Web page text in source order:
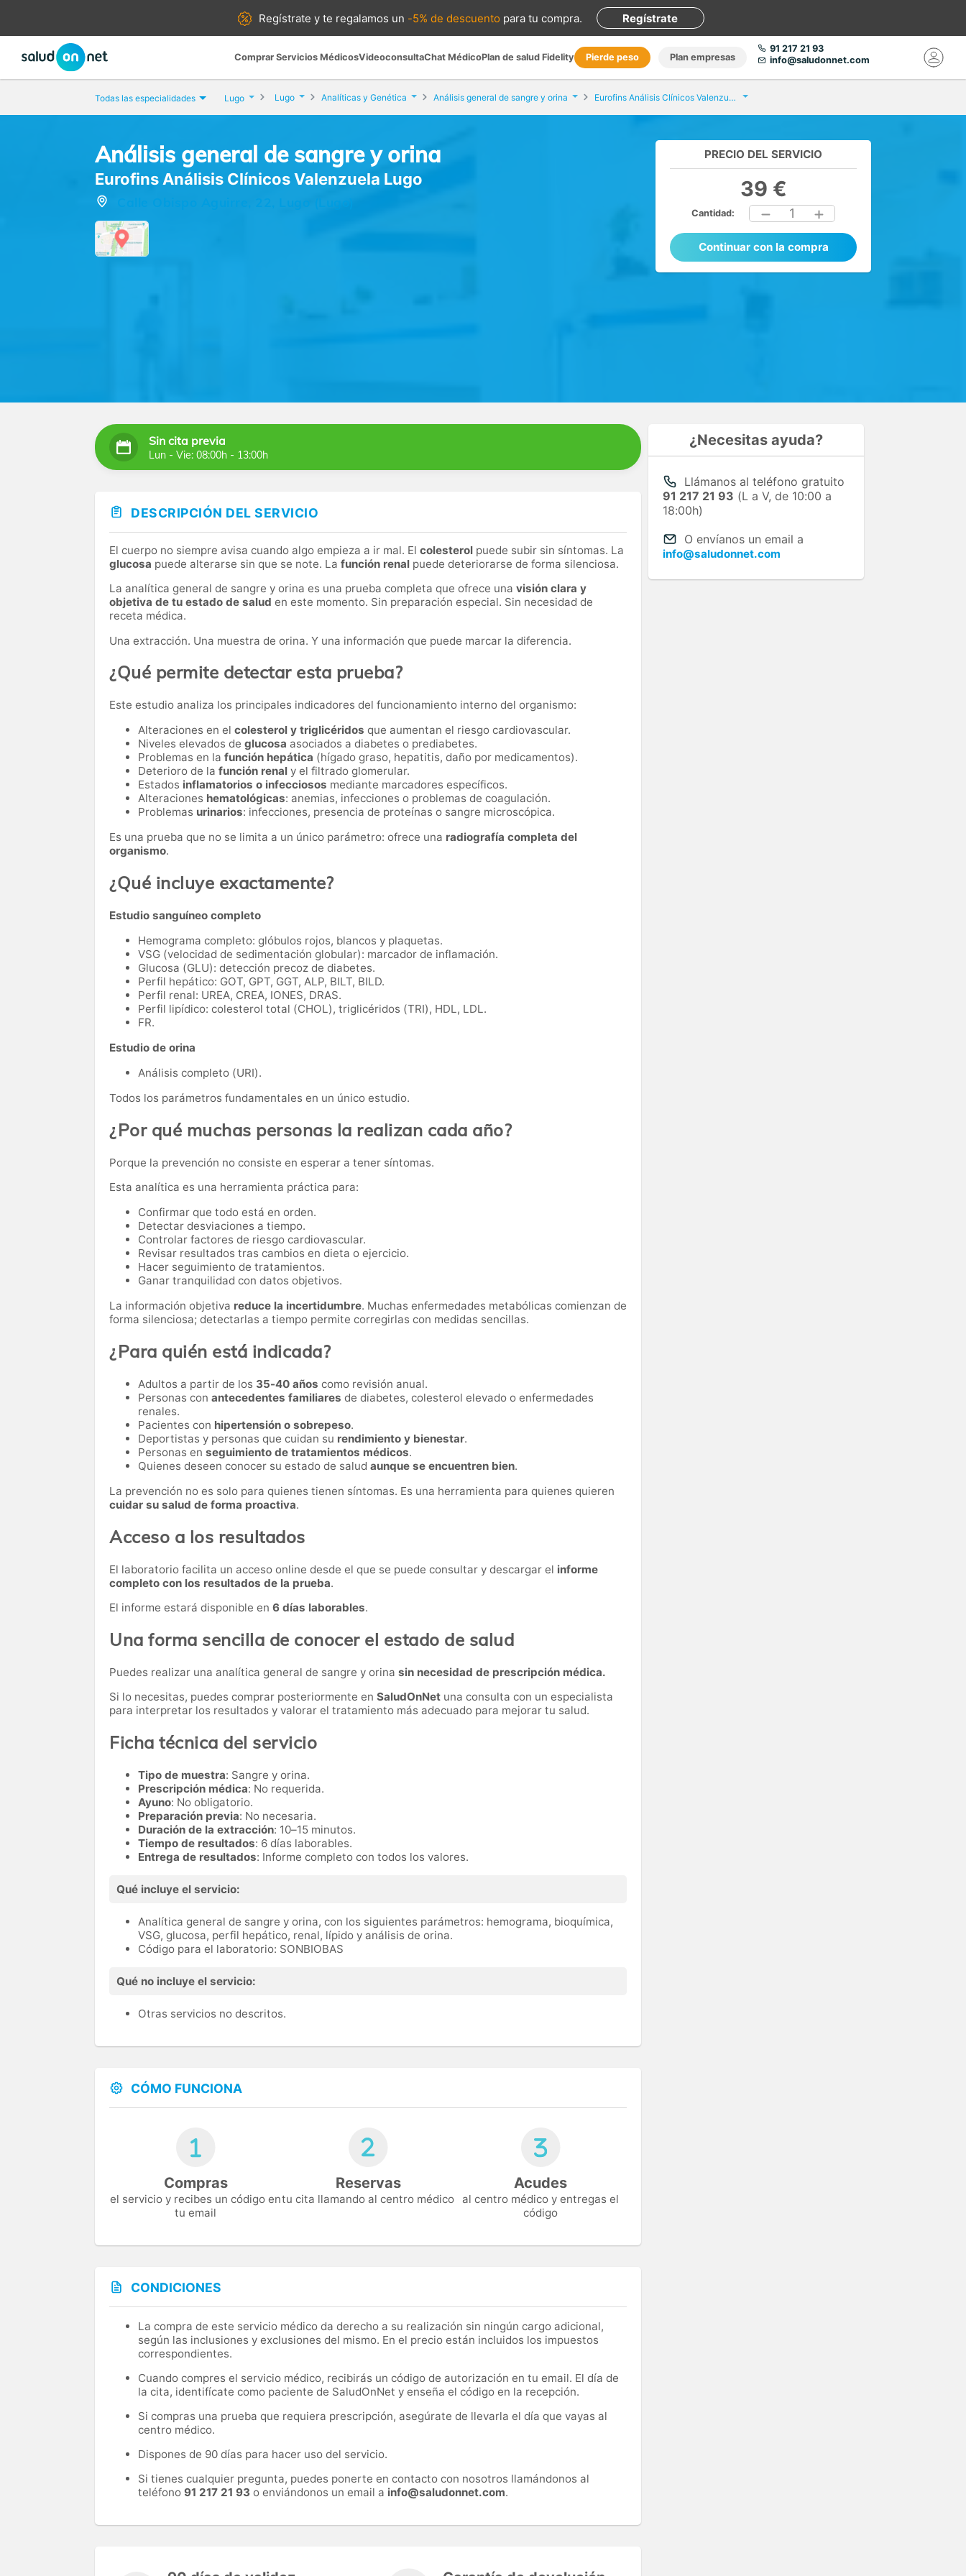
Regístrate yte regalamos un -5% de descuento para tu compra. Regístrate
Comprar Servicios MédicosVideoconsultaChat MédicoPlan de salud Fidelity Pierde peso Plan empresas
91 217 21 93
info@saludonnet.com
Todas las especialidades Lugo Lugo Analíticas y Genética Análisis general de sangre y orina Eurofins Análisis Clínicos Valenzuela Lugo
Análisis general de sangre y orina
Eurofins Análisis Clínicos Valenzuela Lugo
PRECIO DEL SERVICIO
39 €
Cantidad: 1
Continuar con la compra
Sin cita previa
Lun - Vie: 08:00h - 13:00h
DESCRIPCIÓN DEL SERVICIO
El cuerpo no siempre avisa cuando algo empieza a ir mal. El colesterol puede subir sin síntomas. La
glucosa puede alterarse sin que se note. La función renal puede deteriorarse de forma silenciosa.
La analítica general de sangre y orina es una prueba completa que ofrece una visión clara y
objetiva de tu estado de salud en este momento. Sin preparación especial. Sin necesidad de
receta médica.
Una extracción. Una muestra de orina. Y una información que puede marcar la diferencia.
¿Qué permite detectar esta prueba?
Este estudio analiza los principales indicadores del funcionamiento interno del organismo:
Alteraciones en el colesterol y triglicéridos que aumentan el riesgo cardiovascular.
Niveles elevados de glucosa asociados a diabetes o prediabetes.
Problemas en la función hepática (hígado graso, hepatitis, daño por medicamentos).
Deterioro de la función renal y el filtrado glomerular.
Estados inflamatorios o infecciosos mediante marcadores específicos.
Alteraciones hematológicas: anemias, infecciones o problemas de coagulación.
Problemas urinarios: infecciones, presencia de proteínas o sangre microscópica.
Es una prueba que no se limita a un único parámetro: ofrece una radiografía completa del
organismo.
¿Qué incluye exactamente?
Estudio sanguíneo completo
Hemograma completo: glóbulos rojos, blancos y plaquetas.
VSG (velocidad de sedimentación globular): marcador de inflamación.
Glucosa (GLU): detección precoz de diabetes.
Perfil hepático: GOT, GPT, GGT, ALP, BILT, BILD.
Perfil renal: UREA, CREA, IONES, DRAS.
Perfil lipídico: colesterol total (CHOL), triglicéridos (TRI), HDL, LDL.
FR.
Estudio de orina
Análisis completo (URI).
Todos los parámetros fundamentales en un único estudio.
¿Por qué muchas personas la realizan cada año?
Porque la prevención no consiste en esperar a tener síntomas.
Esta analítica es una herramienta práctica para:
Confirmar que todo está en orden.
Detectar desviaciones a tiempo.
Controlar factores de riesgo cardiovascular.
Revisar resultados tras cambios en dieta o ejercicio.
Hacer seguimiento de tratamientos.
Ganar tranquilidad con datos objetivos.
La información objetiva reduce la incertidumbre. Muchas enfermedades metabólicas comienzan de
forma silenciosa; detectarlas a tiempo permite corregirlas con medidas sencillas.
¿Para quién está indicada?
Adultos a partir de los 35-40 años como revisión anual.
Personas con antecedentes familiares de diabetes, colesterol elevado o enfermedades
renales.
Pacientes con hipertensión o sobrepeso.
Deportistas y personas que cuidan su rendimiento y bienestar.
Personas en seguimiento de tratamientos médicos.
Quienes deseen conocer su estado de salud aunque se encuentren bien.
La prevención no es solo para quienes tienen síntomas. Es una herramienta para quienes quieren
cuidar su salud de forma proactiva.
Acceso a los resultados
El laboratorio facilita un acceso online desde el que se puede consultar y descargar el informe
completo con los resultados de la prueba.
El informe estará disponible en 6 días laborables.
Una forma sencilla de conocer el estado de salud
Puedes realizar una analítica general de sangre y orina sin necesidad de prescripción médica.
Si lo necesitas, puedes comprar posteriormente en SaludOnNet una consulta con un especialista
para interpretar los resultados y valorar el tratamiento más adecuado para mejorar tu salud.
Ficha técnica del servicio
Tipo de muestra: Sangre y orina.
Prescripción médica: No requerida.
Ayuno: No obligatorio.
Preparación previa: No necesaria.
Duración de la extracción: 10–15 minutos.
Tiempo de resultados: 6 días laborables.
Entrega de resultados: Informe completo con todos los valores.
Qué incluye el servicio:
Analítica general de sangre y orina, con los siguientes parámetros: hemograma, bioquímica,
VSG, glucosa, perfil hepático, renal, lípido y análisis de orina.
Código para el laboratorio: SONBIOBAS
Qué no incluye el servicio:
Otras servicios no descritos.
CÓMO FUNCIONA
Compras
el servicio y recibes un código en
tu email
Reservas
tu cita llamando al centro médico
Acudes
al centro médico y entregas el
código
CONDICIONES
La compra de este servicio médico da derecho a su realización sin ningún cargo adicional,
según las inclusiones y exclusiones del mismo. En el precio están incluidos los impuestos
correspondientes.
Cuando compres el servicio médico, recibirás un código de autorización en tu email. El día de
la cita, identifícate como paciente de SaludOnNet y enseña el código en la recepción.
Si compras una prueba que requiera prescripción, asegúrate de llevarla el día que vayas al
centro médico.
Dispones de 90 días para hacer uso del servicio.
Si tienes cualquier pregunta, puedes ponerte en contacto con nosotros llamándonos al
teléfono 91 217 21 93 o enviándonos un email a info@saludonnet.com.
¿Necesitas ayuda?
Llámanos al teléfono gratuito
91 217 21 93 (L a V, de 10:00 a
18:00h)
O envíanos un email a
info@saludonnet.com